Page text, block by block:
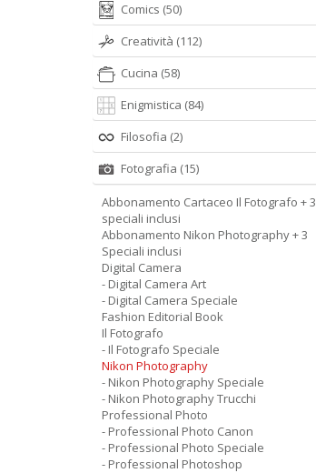
N
IKON PHOTOGRAPHY SPECIALE N.9
4.90 €
Paesaggi Marini
Comics (50)
Creatività (112)
Cucina (58)
Enigmistica (84)
Filosofia (2)
Fotografia (15)
Abbonamento Cartaceo Il Fotografo + 3
speciali inclusi
Abbonamento Nikon Photography + 3
Speciali inclusi
Digital Camera
- Digital Camera Art
- Digital Camera Speciale
Fashion Editorial Book
Il Fotografo
- Il Fotografo Speciale
Nikon Photography
- Nikon Photography Speciale
- Nikon Photography Trucchi
Professional Photo
- Professional Photo Canon
- Professional Photo Speciale
- Professional Photoshop